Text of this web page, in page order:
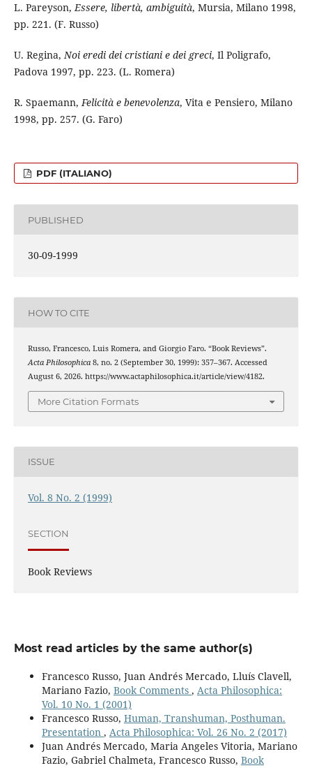
L. Pareyson,Essere, libertà, ambiguità, Mursia, Milano 1998,
pp. 221. (F. Russo)
U. Regina,Noi eredi dei cristiani e dei greci, Il Poligrafo,
Padova 1997, pp. 223. (L. Romera)
R. Spaemann,Felicità e benevolenza, Vita e Pensiero, Milano
1998, pp. 257. (G. Faro)
PDF (ITALIANO)
PUBLISHED
30-09-1999
HOW TO CITE
Russo, Francesco, Luis Romera, and Giorgio Faro. “Book Reviews”.
Acta Philosophica8, no. 2 (September 30, 1999): 357–367. Accessed
August 6, 2026. https://www.actaphilosophica.it/article/view/4182.
More Citation Formats
ISSUE
Vol. 8 No. 2 (1999)
SECTION
Book Reviews
Most read articles by the same author(s)
Francesco Russo, Juan Andrés Mercado, Lluís Clavell,
Mariano Fazio, Book Comments , Acta Philosophica:
Vol. 10 No. 1 (2001)
Francesco Russo, Human, Transhuman, Posthuman.
Presentation , Acta Philosophica: Vol. 26 No. 2 (2017)
Juan Andrés Mercado, Maria Angeles Vitoria, Mariano
Fazio, Gabriel Chalmeta, Francesco Russo, Book